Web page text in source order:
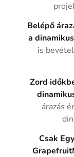
Belépő
a
is
Zord
árazás
Csak